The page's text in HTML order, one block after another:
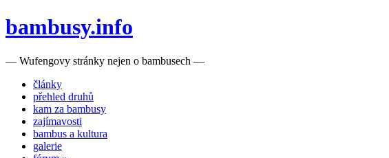
bambusy.info
— Wufengovy stránky nejen o bambusech —
články
přehled druhů
kam za bambusy
zajímavosti
bambus a kultura
galerie